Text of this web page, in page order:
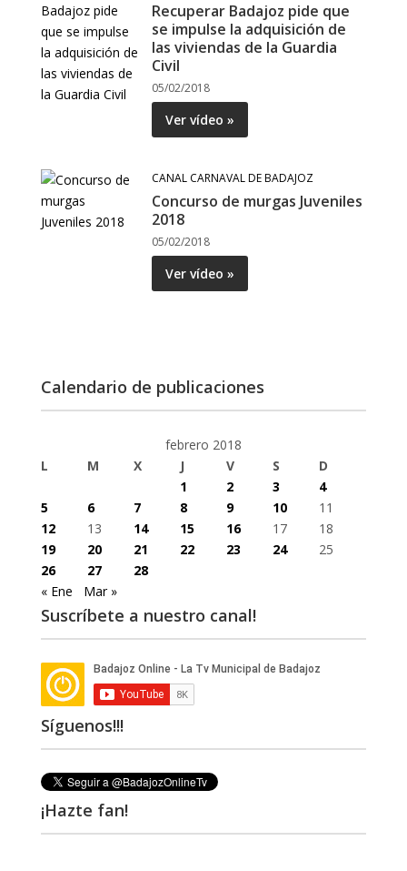
Recuperar Badajoz pide que
se impulse la adquisición de
las viviendas de la Guardia
Civil
05/02/2018
Ver vídeo »
CANAL CARNAVAL DE BADAJOZ
Concurso de murgas Juveniles
2018
05/02/2018
Ver vídeo »
Calendario de publicaciones
febrero 2018
L
M X J V S
D
1
2 3
4
5
6 7 8 9 10
11
12
13 14 15 16 17
18
19
20 21 22 23 24
25
26
27
28
« Ene
Mar »
Suscríbete a nuestro canal!
Síguenos!!!
¡Hazte fan!